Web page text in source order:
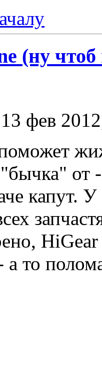
(ну
фев
от
капут.
HiGear
то